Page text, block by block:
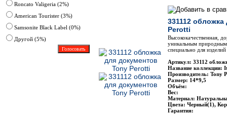
Roncato Valigeria (2%)
American Tourister (3%)
Samsonite Black Label (0%)
Другoй (5%)
331112
Perotti
Высококачественная,
уникальным
специально для
Артикул: 33112
Название коллекции:
Производитель: Tony
Размер: 14*9,5
Объём:
Вес:
Материал:
Цвета: Черный(1),
Гарантия: